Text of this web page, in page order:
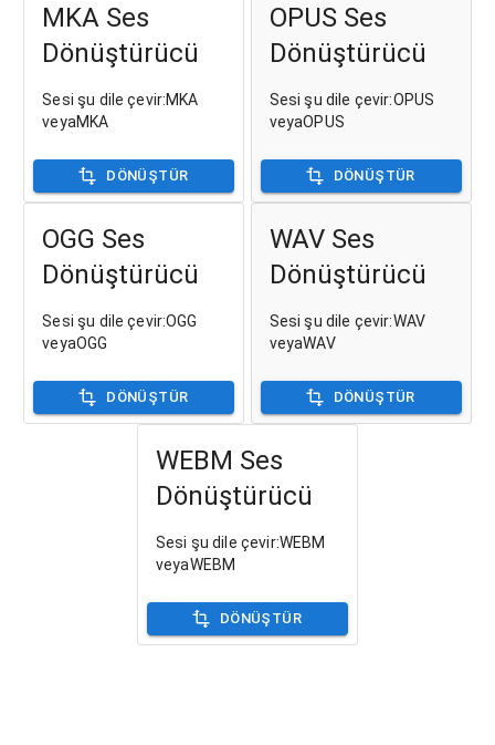
MKA Ses
Dönüştürücü
Sesi şu dile çevir:MKA
veyaMKA
DÖNÜŞTÜR
OPUS Ses
Dönüştürücü
Sesi şu dile çevir:OPUS
veyaOPUS
DÖNÜŞTÜR
OGG Ses
Dönüştürücü
Sesi şu dile çevir:OGG
veyaOGG
DÖNÜŞTÜR
WAV Ses
Dönüştürücü
Sesi şu dile çevir:WAV
veyaWAV
DÖNÜŞTÜR
WEBM Ses
Dönüştürücü
Sesi şu dile çevir:WEBM
veyaWEBM
DÖNÜŞTÜR